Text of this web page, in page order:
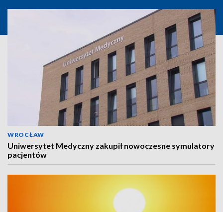
WROCŁAW
Uniwersytet Medyczny zakupił nowoczesne symulatory
pacjentów